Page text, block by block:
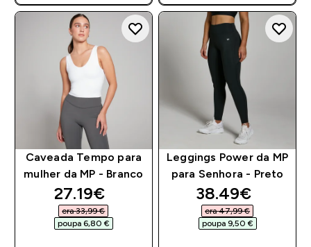
Caveada Tempo para
mulher da MP - Branco
discounted price
27.19€‎
era 33,99 €‎
poupa 6,80 €‎
Leggings Power da MP
para Senhora - Preto
discounted
38.49€‎
era 47,99 €‎
poupa 9,50 €‎